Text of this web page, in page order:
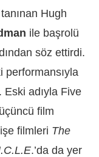
Hugh
ile başrolü
söz ettirdi.
performansıyla
Eski adıyla Five
film
filmleri The
.’da da yer